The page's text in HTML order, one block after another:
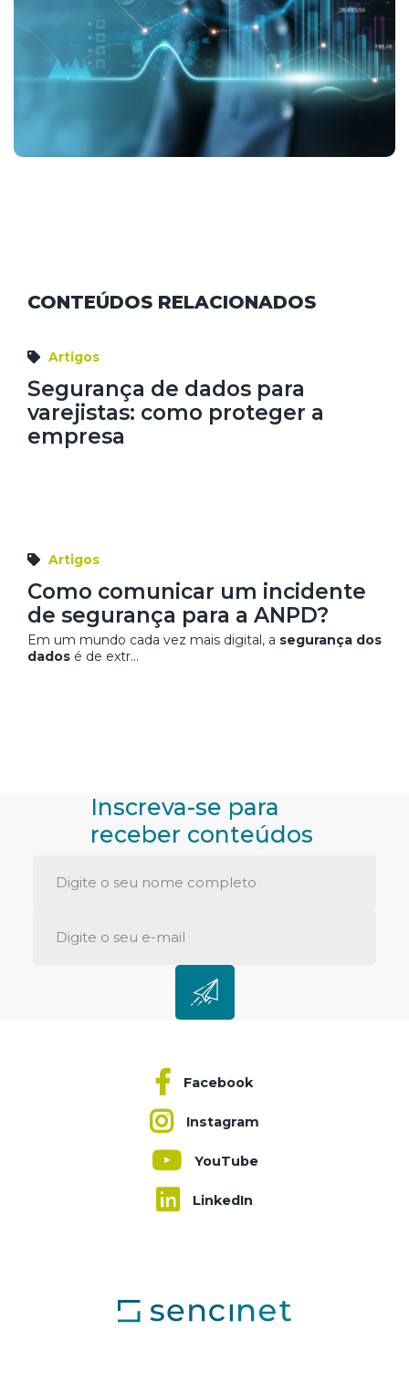
CONTEÚDOS RELACIONADOS
Artigos
Segurança de dados para
varejistas: como proteger a
empresa
Artigos
Como comunicar um incidente
de segurança para a ANPD?
Em um mundo cada vez mais digital, a segurança dos
dados é de extr...
Inscreva-se para
receber conteúdos
Facebook
Instagram
YouTube
LinkedIn